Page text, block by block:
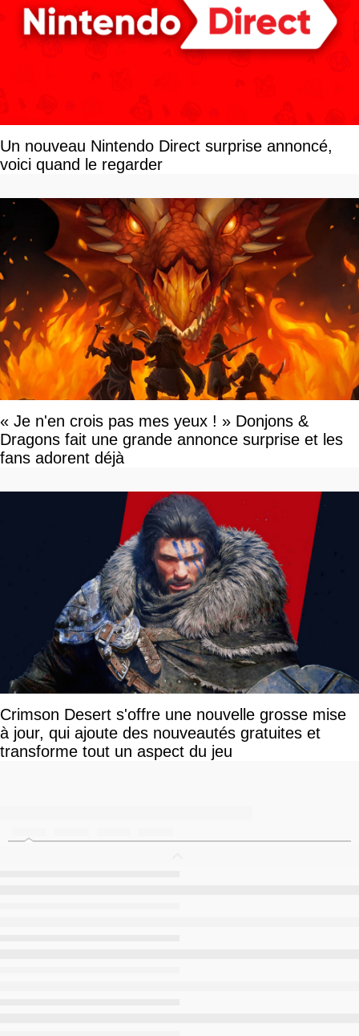
Un nouveau Nintendo Direct surprise annoncé,
voici quand le regarder
« Je n'en crois pas mes yeux ! » Donjons &
Dragons fait une grande annonce surprise et les
fans adorent déjà
Crimson Desert s'offre une nouvelle grosse mise
à jour, qui ajoute des nouveautés gratuites et
transforme tout un aspect du jeu